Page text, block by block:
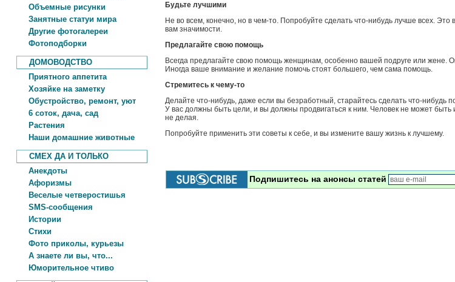
Объемные рисунки
Занятные статуи мира
Другие фотогалереи
Фотоподборки
ДОМОВОДСТВО
Приятного аппетита
Хозяйке на заметку
Обустройство, ремонт, уют
6 соток, дача, сад
Растения
Наши домашние животные
СМЕХ ДА И ТОЛЬКО
Анекдоты
Афоризмы
Веселые четверостишья
SMS-сообщения
Истории
Стихи
Фото приколы, курьезы
А знаете ли вы, что...
Юморительное чтиво
Будьте лучшими
Не во всем, конечно, но в чем-то. Попробуйте сделать что-нибудь лучше всех.
вам значимости.
Предлагайте свою помощь
Всегда предлагайте свою помощь женщинам, особенно вашей подруге или жене.
Иногда ваше внимание и желание помочь стоят большего, чем сама помощь.
Стремитесь к чему-то
Делайте что-нибудь, даже если вы безработный, старайтесь сделать что-нибудь
У вас должны быть цели, и вы должны продвигаться к ним. Человек не может быть
не делая.
Попробуйте применить эти советы к себе, и вы измените вашу жизнь к лучшему.
Подпишитесь на анонсы статей